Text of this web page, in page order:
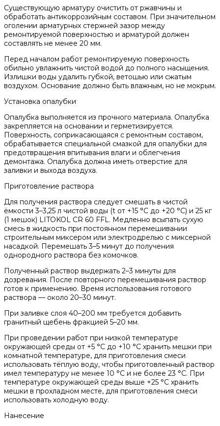
Существующую арматуру очистить от ржавчины и
обработать антикоррозийным составом. При значительном
оголении арматурных стержней зазор между
ремонтируемой поверхностью и арматурой должен
составлять не менее 20 мм.
Перед началом работ ремонтируемую поверхность
обильно увлажнить чистой водой до полного насыщения.
Излишки воды удалить губкой, ветошью или сжатым
воздухом. Основание должно быть влажным, но не мокрым.
Установка опалубки
Опалубка выполняется из прочного материала. Опалубка
закрепляется на основании и герметизируется.
Поверхность, соприкасающаяся с ремонтным составом,
обрабатывается специальной смазкой для опалубки для
предотвращения впитывания влаги и облегчения
демонтажа. Опалубка должна иметь отверстие для
заливки и выхода воздуха.
Приготовление раствора
Для получения раствора следует смешать в чистой
ёмкости 3–3,25 л чистой воды (t от +15 °С до +20 °С) и 25 кг
(1 мешок) LITOKOL CR 60 FFL. Медленно всыпать сухую
смесь в жидкость при постоянном перемешивании
строительным миксером или электродрелью с миксерной
насадкой. Перемешать 3–5 минут до получения
однородного раствора без комочков.
Полученный раствор выдержать 2–3 минуты для
дозревания. После повторного перемешивания раствор
готов к применению. Время использования готового
раствора — около 20–30 минут.
При заливке слоя 40–200 мм требуется добавить
гранитный щебень фракцией 5–20 мм.
При проведении работ при низкой температуре
окружающей среды от +5 °С до +10 °С хранить мешки при
комнатной температуре, для приготовления смеси
использовать тёплую воду, чтобы приготовленный раствор
имел температуру не менее 10 °С и не более 23 °С. При
температуре окружающей среды выше +25 °С хранить
мешки в прохладном месте, для приготовления смеси
использовать холодную воду.
Нанесение